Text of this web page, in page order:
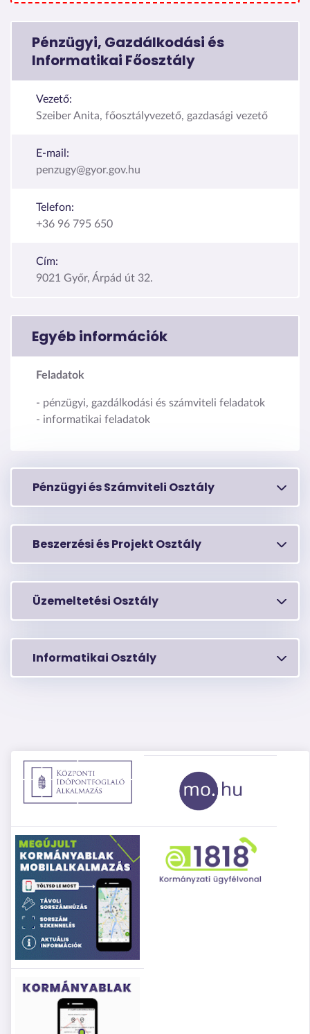
Pénzügyi, Gazdálkodási és
Informatikai Főosztály
Vezető:
Szeiber Anita, főosztályvezető, gazdasági vezető
E-mail:
penzugy@gyor.gov.hu
Telefon:
+36 96 795 650
Cím:
9021 Győr, Árpád út 32.
Egyéb információk
Feladatok
- pénzügyi, gazdálkodási és számviteli feladatok
- informatikai feladatok
Pénzügyi és Számviteli Osztály
Beszerzési és Projekt Osztály
Üzemeltetési Osztály
Informatikai Osztály